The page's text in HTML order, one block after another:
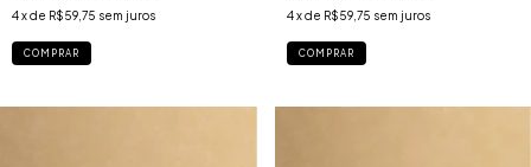
4x de R$59,75 sem juros
COMPRAR
4 x de R$59,75 sem juros
COMPRAR